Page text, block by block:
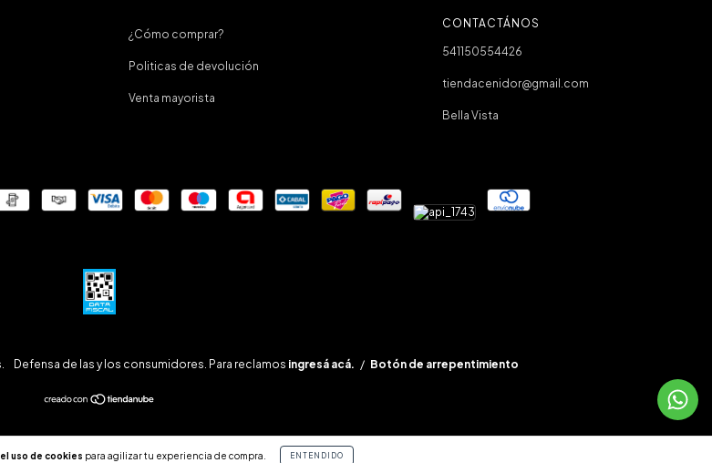
uso de cookies para agilizar tu experiencia de compra. ENTENDIDO
¿Cómo comprar?
Politicas de devolución
Venta mayorista
CONTACTÁNOS
541150554426
tiendacenidor@gmail.com
Bella Vista
Defensa de las y los consumidores. Para reclamos ingresá acá. / Botón de arrepentimiento